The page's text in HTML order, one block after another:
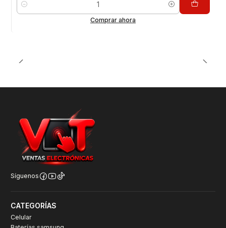
Cantidad
Comprar ahora
Síguenos
CATEGORÍAS
Celular